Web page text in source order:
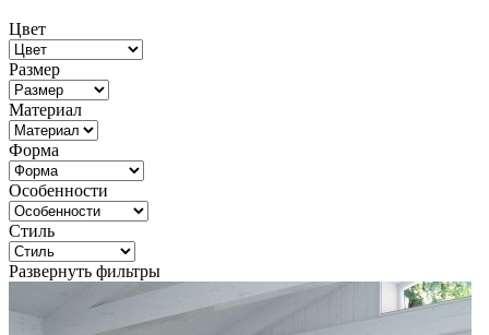
Цвет
Размер
Материал
Форма
Особенности
Стиль
Развернуть фильтры